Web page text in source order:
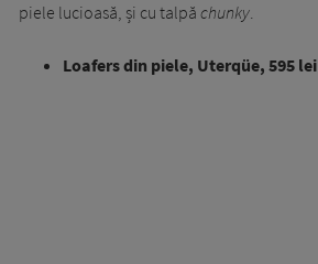
piele lucioasă, și cu talpă chunky.
Loafers din piele, Uterqüe, 595 lei